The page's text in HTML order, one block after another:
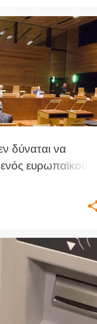
δύναται να
ευρωπαϊκού
να αναλάβει η
χωρίς τη
που εξέδωσε